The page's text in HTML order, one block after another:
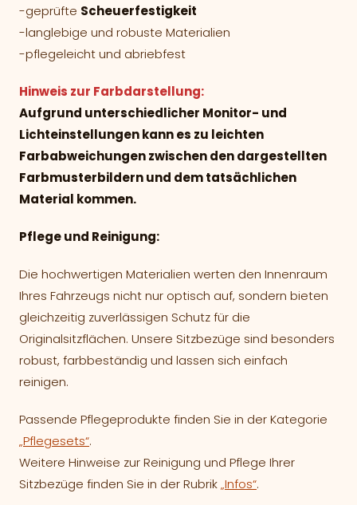
-geprüfte Scheuerfestigkeit
-langlebige und robuste Materialien
-pflegeleicht und abriebfest
Hinweis zur Farbdarstellung:
Aufgrund unterschiedlicher Monitor- und
Lichteinstellungen kann es zu leichten
Farbabweichungen zwischen den dargestellten
Farbmusterbildern und dem tatsächlichen
Material kommen.
Pflege und Reinigung:
Die hochwertigen Materialien werten den Innenraum
Ihres Fahrzeugs nicht nur optisch auf, sondern bieten
gleichzeitig zuverlässigen Schutz für die
Originalsitzflächen. Unsere Sitzbezüge sind besonders
robust, farbbeständig und lassen sich einfach
reinigen.
Passende Pflegeprodukte finden Sie in der Kategorie
„Pflegesets“.
Weitere Hinweise zur Reinigung und Pflege Ihrer
Sitzbezüge finden Sie in der Rubrik„Infos“.